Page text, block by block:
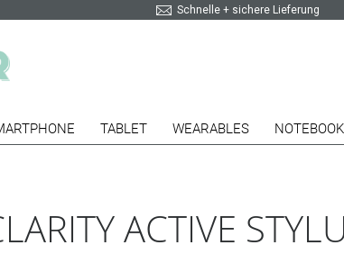
Schnelle + sichere Lieferung
TABLET WEARABLES NOTEBOOK
ACTIVE